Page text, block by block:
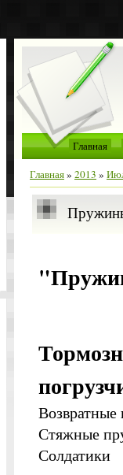
Главная
Главная» 2013 »
Стяжные
Солдатики